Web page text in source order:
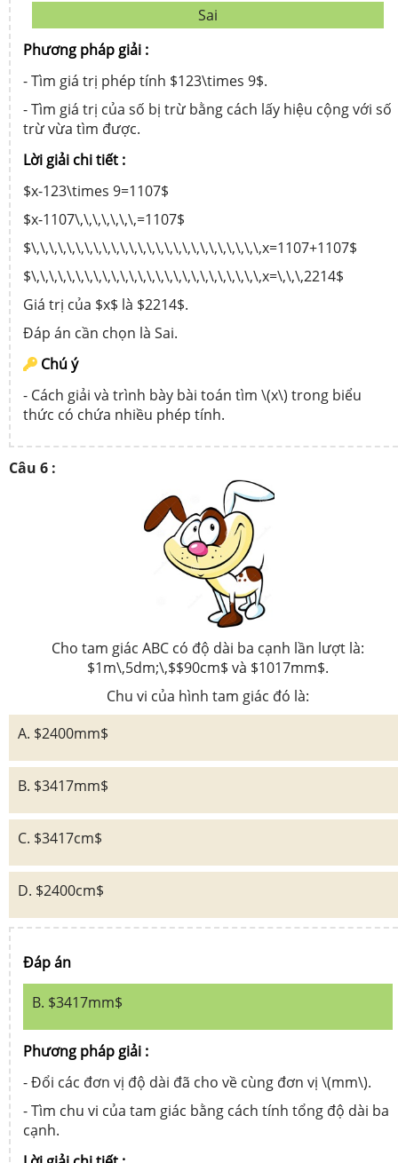
Sai
Phương pháp giải :
- Tìm giá trị phép tính $123\times 9$.
- Tìm giá trị của số bị trừ bằng cách lấy hiệu cộng với số
trừ vừa tìm được.
Lời giải chi tiết :
$x-123\times 9=1107$
$x-1107\,\,\,\,\,\,\,=1107$
$\,\,\,\,\,\,\,\,\,\,\,\,\,\,\,\,\,\,\,\,\,\,\,\,\,\,x=1107+1107$
$\,\,\,\,\,\,\,\,\,\,\,\,\,\,\,\,\,\,\,\,\,\,\,\,\,\,x=\,\,\,2214$
Giá trị của $x$ là $2214$.
Đáp án cần chọn là Sai.
Chú ý
- Cách giải và trình bày bài toán tìm \(x\) trong biểu
thức có chứa nhiều phép tính.
Câu 6 :
Cho tam giác ABC có độ dài ba cạnh lần lượt là:
$1m\,5dm;\,$$90cm$ và $1017mm$.
Chu vi của hình tam giác đó là:
A. $2400mm$
B. $3417mm$
C. $3417cm$
D. $2400cm$
Đáp án
B. $3417mm$
Phương pháp giải :
- Đổi các đơn vị độ dài đã cho về cùng đơn vị \(mm\).
- Tìm chu vi của tam giác bằng cách tính tổng độ dài ba
cạnh.